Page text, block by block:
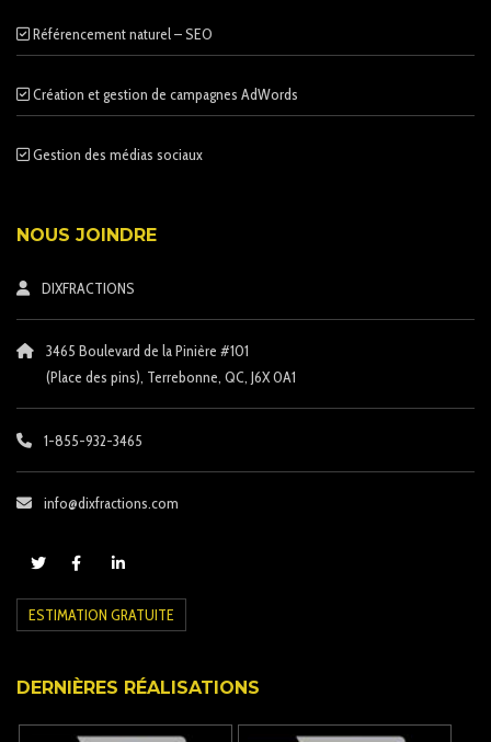
Référencement naturel – SEO
Création et gestion de campagnes AdWords
Gestion des médias sociaux
NOUS JOINDRE
DIXFRACTIONS
3465 Boulevard de la Pinière #101
(Place des pins), Terrebonne, QC, J6X 0A1
1-855-932-3465
info@dixfractions.com
ESTIMATION GRATUITE
DERNIÈRES RÉALISATIONS